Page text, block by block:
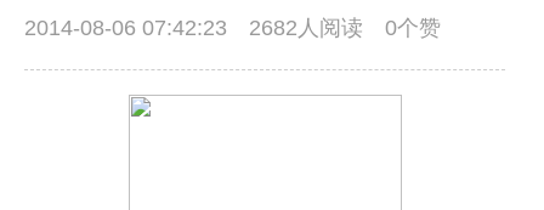
2014-08-06 07:42:23
2682人阅读 0个赞